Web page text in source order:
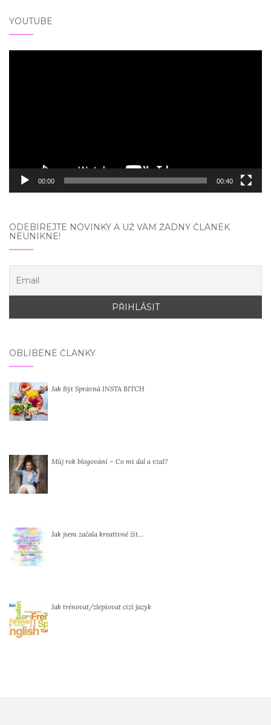
YOUTUBE
00:00 00:40
ODEBÍREJTE NOVINKY A UŽ VÁM ŽÁDNÝ ČLÁNEK
NEUNIKNE!
OBLÍBENÉ ČLÁNKY
Jak Být Správná INSTA BITCH
Můj rok blogování – Co mi dal a vzal?
Jak jsem začala kreativně žít…
Jak trénovat/zlepšovat cizí jazyk